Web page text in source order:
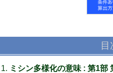
目
ミシン多様化の意味 : 第1部